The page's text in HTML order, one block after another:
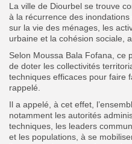
La ville de Diourbel se trouve
à la récurrence des
sur la vie des ménages, les
urbaine et la cohésion sociale,
‎Selon Moussa Bala Fofana, ce
de doter les collectivités
techniques efficaces pour faire
rappelé.
‎Il a appelé, à cet effet,
notamment les autorités
techniques, les leaders
et les populations, à se